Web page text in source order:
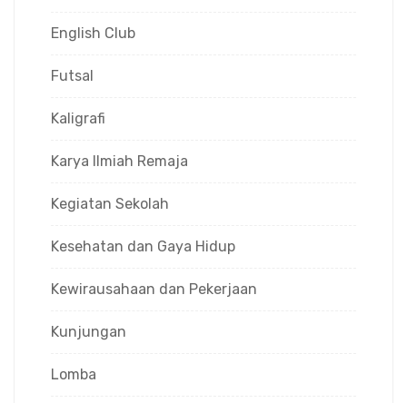
English Club
Futsal
Kaligrafi
Karya Ilmiah Remaja
Kegiatan Sekolah
Kesehatan dan Gaya Hidup
Kewirausahaan dan Pekerjaan
Kunjungan
Lomba